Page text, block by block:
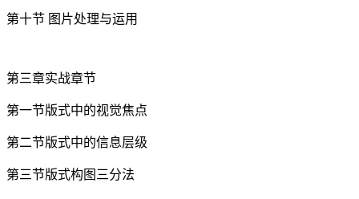
第十节 图片处理与运用
第三章实战章节
第一节版式中的视觉焦点
第二节版式中的信息层级
第三节版式构图三分法